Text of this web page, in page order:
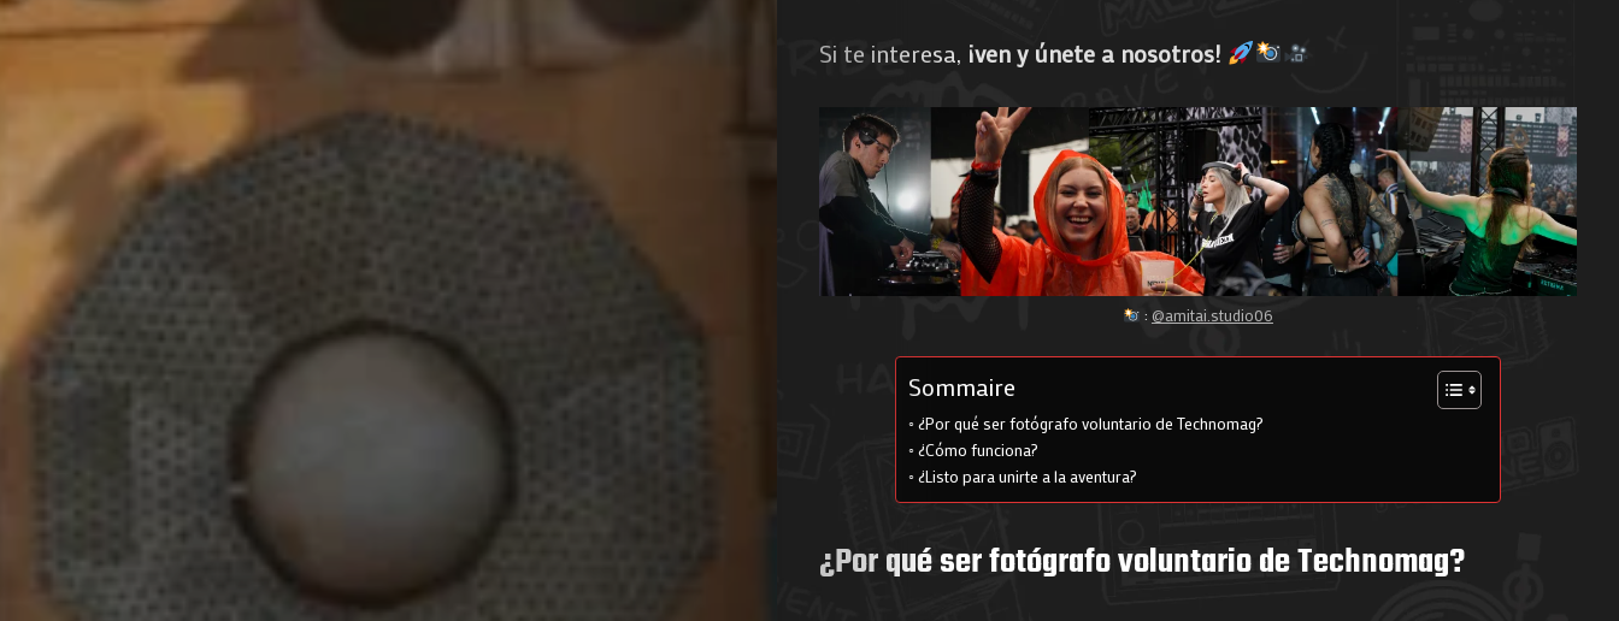
Si te interesa, ¡ven y únete a nosotros!
: @amitai.studio06
Sommaire
¿Por qué ser fotógrafo voluntario de Technomag?
¿Cómo funciona?
¿Listo para unirte a la aventura?
¿Por qué ser fotógrafo voluntario de Technomag?